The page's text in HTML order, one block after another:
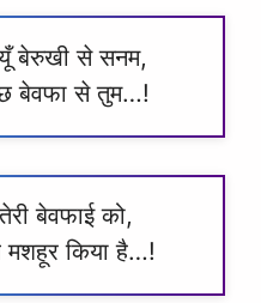
बेरुखी से सनम,
बेवफा से तुम…!
बेवफाई को,
मशहूर किया है…!